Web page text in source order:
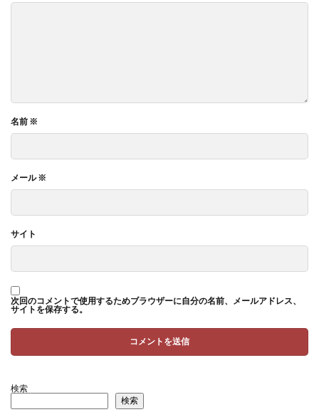
名前 ※
メール※
サイト
次回のコメントで使用するためブラウザーに自分の名前、メールアドレス、
サイトを保存する。
検索
検索